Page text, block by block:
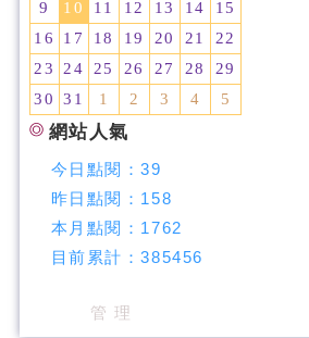
9
10 11 12 13 14
15
16
17 18 19 20 21
22
23
24 25 26 27 28
29
30
31 1 2 3 4 5
網站人氣
今日點閱：39
昨日點閱： 158
本月點閱： 1762
目前累計：385456
管 理